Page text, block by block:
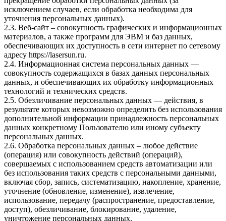
исключением случаев, если обработка необходима для
уточнения персональных данных).
2.3. Веб-сайт – совокупность графических и информационных
материалов, а также программ для ЭВМ и баз данных,
обеспечивающих их доступность в сети интернет по сетевому
адресу https://lasersun.ru.
2.4. Информационная система персональных данных —
совокупность содержащихся в базах данных персональных
данных, и обеспечивающих их обработку информационных
технологий и технических средств.
2.5. Обезличивание персональных данных — действия, в
результате которых невозможно определить без использования
дополнительной информации принадлежность персональных
данных конкретному Пользователю или иному субъекту
персональных данных.
2.6. Обработка персональных данных – любое действие
(операция) или совокупность действий (операций),
совершаемых с использованием средств автоматизации или
без использования таких средств с персональными данными,
включая сбор, запись, систематизацию, накопление, хранение,
уточнение (обновление, изменение), извлечение,
использование, передачу (распространение, предоставление,
доступ), обезличивание, блокирование, удаление,
уничтожение персональных данных.